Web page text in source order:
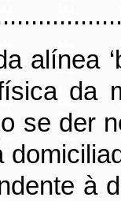
alínea
da
se der
à